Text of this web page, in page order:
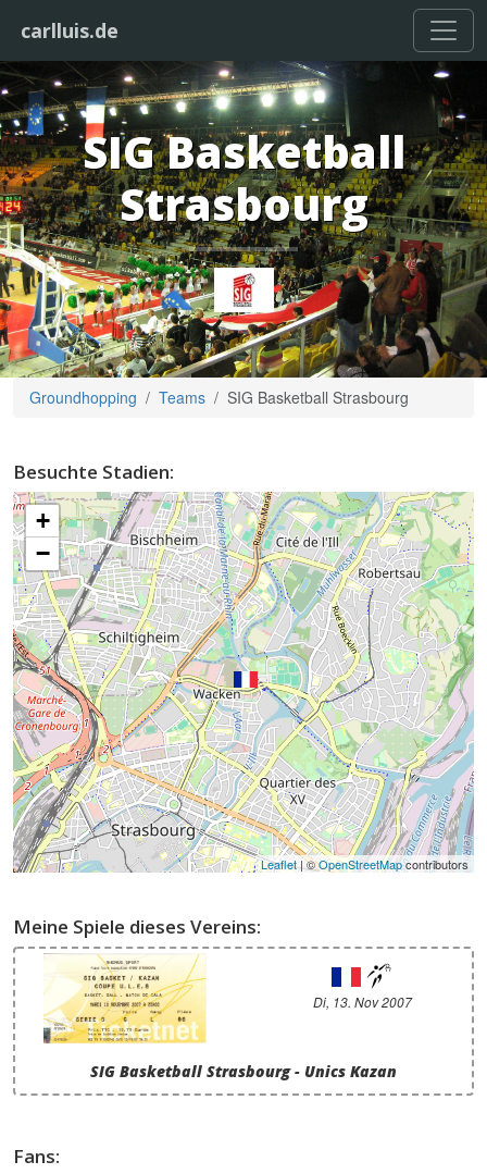
carlluis.de
SIG Basketball
Strasbourg
Groundhopping Teams SIG Basketball Strasbourg
Besuchte Stadien:
+
−
Leaflet| ©OpenStreetMapcontributors
Meine Spiele dieses Vereins:
Di, 13. Nov 2007
SIG Basketball Strasbourg - Unics Kazan
Fans: